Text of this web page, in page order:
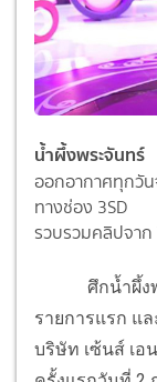
น้ำผึ้งพระจันทร์
ออกอากาศทุกวัน
ทางช่อง 3SD
รวบรวมคลิปจาก
ศึกน้ำผึ้งพระ
รายการแรก แ
บริษัท เซ้นส์ เอ